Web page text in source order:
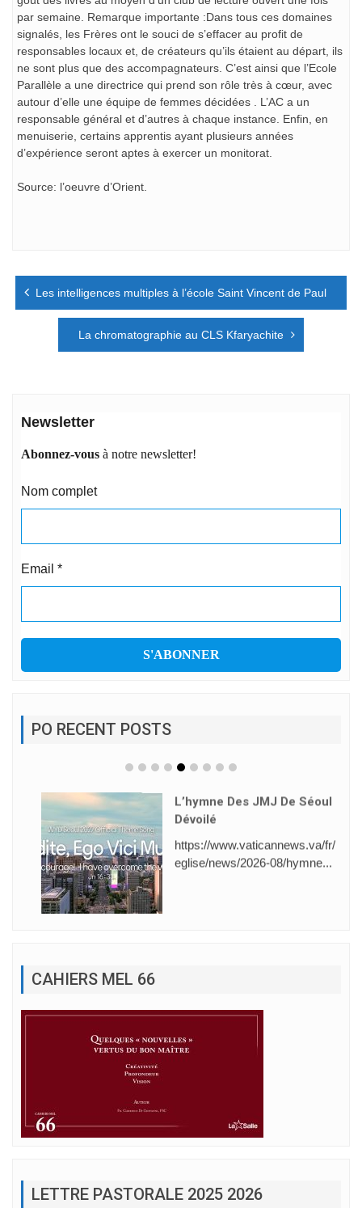
par semaine. Remarque importante :Dans tous ces domaines
signalés, les Frères ont le souci de s’effacer au profit de
responsables locaux et, de créateurs qu’ils étaient au départ, ils
ne sont plus que des accompagnateurs. C’est ainsi que l’Ecole
Parallèle a une directrice qui prend son rôle très à cœur, avec
autour d’elle une équipe de femmes décidées . L’AC a un
responsable général et d’autres à chaque instance. Enfin, en
menuiserie, certains apprentis ayant plusieurs années
d’expérience seront aptes à exercer un monitorat.
Source: l’oeuvre d’Orient.
Navigation
Les intelligences multiples à l’école Saint Vincent de Paul
La chromatographie au CLS Kfaryachite
Newsletter
Abonnez-vous à notre newsletter!
Nom complet
Email *
PO RECENT POSTS
L’hymne Des JMJ De Séoul
Dévoilé
https://www.vaticannews.va/fr/
eglise/news/2026-08/hymne...
CAHIERS MEL 66
LETTRE PASTORALE 2025 2026